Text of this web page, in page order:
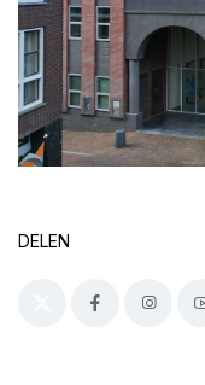
DELEN